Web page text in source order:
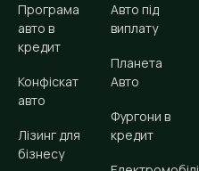
Програма
авто в
кредит
Конфіскат
авто
Лізинг для
бізнесу
Авто під
виплату
Планета
Авто
Фургони в
кредит